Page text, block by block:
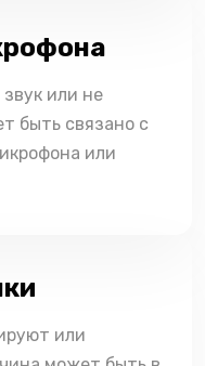
или не
быть связано с
или
или